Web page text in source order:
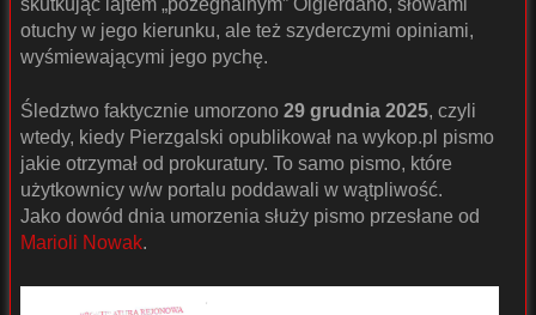
skutkując lajtem „pożegnalnym” Olgierdano, słowami
otuchy w jego kierunku, ale też szyderczymi opiniami,
wyśmiewającymi jego pychę.
Śledztwo faktycznie umorzono 29 grudnia 2025, czyli
wtedy, kiedy Pierzgalski opublikował na wykop.pl pismo
jakie otrzymał od prokuratury. To samo pismo, które
użytkownicy w/w portalu poddawali w wątpliwość.
Jako dowód dnia umorzenia służy pismo przesłane od
Marioli Nowak.